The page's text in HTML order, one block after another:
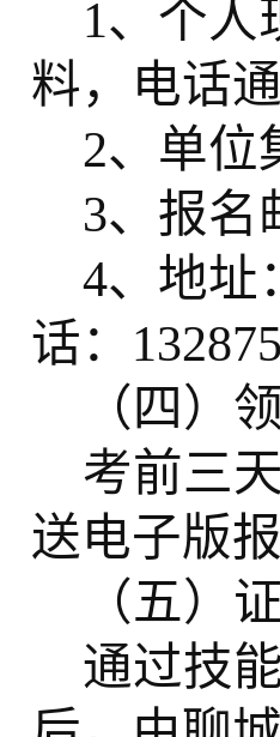
1、 个人
料，电话
2、单位
3、报名
4、地址
话：
（四）
考前三
送电子版
（五）
通过技